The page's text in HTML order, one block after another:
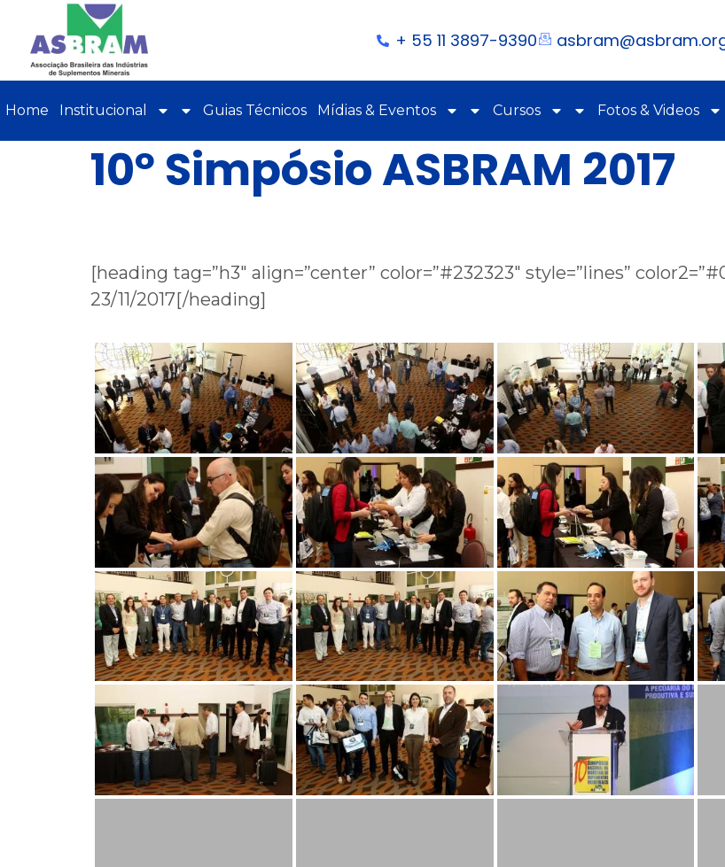
+ 55 11 3897-9390
Home Institucional Guias Técnicos Mídias & Eventos Cursos Fotos & Videos
10º Simpósio ASBRAM 2017
[heading tag=”h3″ align=”center” color=”#232323″ style=”lines”
23/11/2017[/heading]